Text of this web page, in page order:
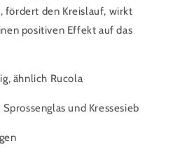
fördert den Kreislauf, wirkt
positiven Effekt auf das
ähnlich Rucola
Sprossenglas und Kressesieb